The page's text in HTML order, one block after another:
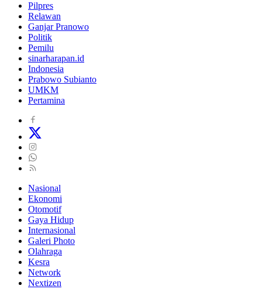
Pilpres
Relawan
Ganjar Pranowo
Politik
Pemilu
sinarharapan.id
Indonesia
Prabowo Subianto
UMKM
Pertamina
Nasional
Ekonomi
Otomotif
Gaya Hidup
Internasional
Galeri Photo
Olahraga
Kesra
Network
Nextizen